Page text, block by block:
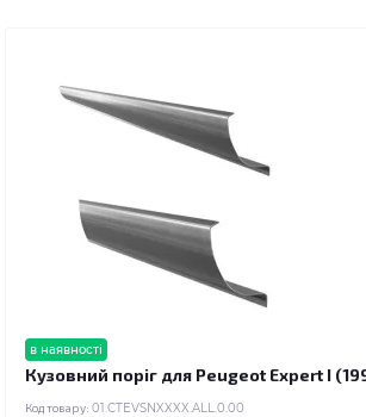
в наявності
Кузовний поріг для Peugeot Expert I
Код товару: 01.CTEVSNXXXX.ALL.0.00